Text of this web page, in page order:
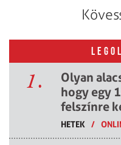
1.
Olyan
hogy egy
felszínre
HETEK /